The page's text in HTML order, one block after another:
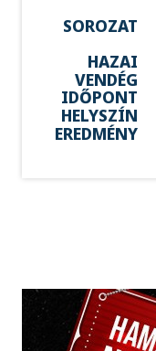
SOROZAT
HAZAI
VENDÉG
IDŐPONT
HELYSZÍN
EREDMÉNY